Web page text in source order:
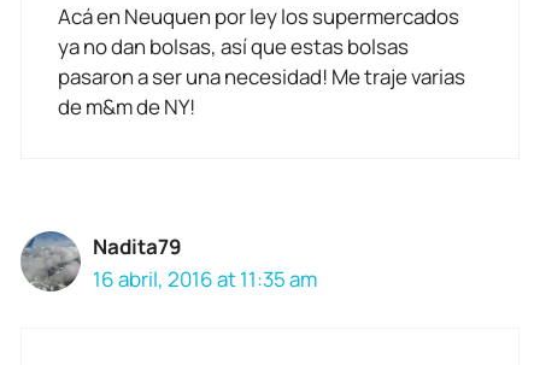
Acá en Neuquen por ley los supermercados
ya no dan bolsas, así que estas bolsas
pasaron a ser una necesidad! Me traje varias
de m&m de NY!
Nadita79
16 abril, 2016 at 11:35 am